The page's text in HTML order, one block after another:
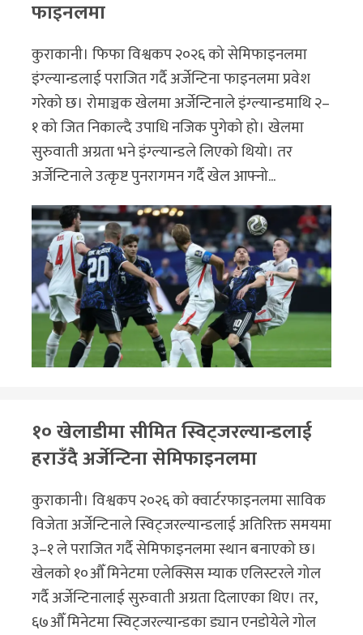
फाइनलमा
कुराकानी। फिफा विश्वकप २०२६ को सेमिफाइनलमा
इंग्ल्यान्डलाई पराजित गर्दै अर्जेन्टिना फाइनलमा प्रवेश
गरेको छ। रोमाञ्चक खेलमा अर्जेन्टिनाले इंग्ल्यान्डमाथि २–
१ को जित निकाल्दै उपाधि नजिक पुगेको हो। खेलमा
सुरुवाती अग्रता भने इंग्ल्यान्डले लिएको थियो। तर
अर्जेन्टिनाले उत्कृष्ट पुनरागमन गर्दै खेल आफ्नो...
१० खेलाडीमा सीमित स्विट्जरल्यान्डलाई
हराउँदै अर्जेन्टिना सेमिफाइनलमा
कुराकानी। विश्वकप २०२६ को क्वार्टरफाइनलमा साविक
विजेता अर्जेन्टिनाले स्विट्जरल्यान्डलाई अतिरिक्त समयमा
३–१ ले पराजित गर्दै सेमिफाइनलमा स्थान बनाएको छ।
खेलको १०औँ मिनेटमा एलेक्सिस म्याक एलिस्टरले गोल
गर्दै अर्जेन्टिनालाई सुरुवाती अग्रता दिलाएका थिए। तर,
६७औँ मिनेटमा स्विट्जरल्यान्डका ड्यान एनडोयेले गोल